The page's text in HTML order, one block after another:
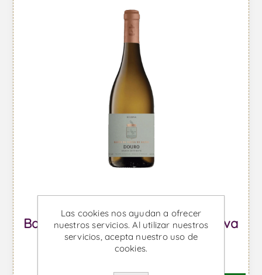
Barão da Várzea do Douro Reserva
- Vino Blanco
Las cookies nos ayudan a ofrecer
nuestros servicios. Al utilizar nuestros
servicios, acepta nuestro uso de
cookies.